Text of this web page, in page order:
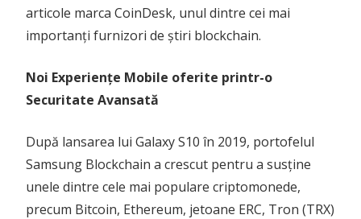
articole marca CoinDesk, unul dintre cei mai
importanți furnizori de știri blockchain.
Noi Experiențe Mobile oferite printr-o
Securitate Avansată
După lansarea lui Galaxy S10 în 2019, portofelul
Samsung Blockchain a crescut pentru a susține
unele dintre cele mai populare criptomonede,
precum Bitcoin, Ethereum, jetoane ERC, Tron (TRX)